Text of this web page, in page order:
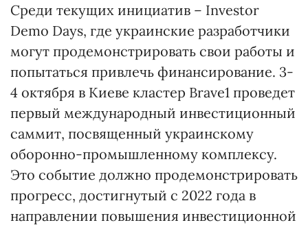
Среди текущих инициатив – Investor
Demo Days, где украинские разработчики
могут продемонстрировать свои работы и
попытаться привлечь финансирование. 3-
4 октября в Киеве кластер Brave1 проведет
первый международный инвестиционный
саммит, посвященный украинскому
оборонно-промышленному комплексу.
Это событие должно продемонстрировать
прогресс, достигнутый с 2022 года в
направлении повышения инвестиционной